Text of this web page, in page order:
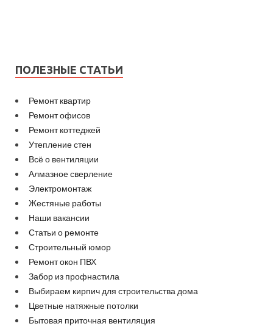
ПОЛЕЗНЫЕ СТАТЬИ
Ремонт квартир
Ремонт офисов
Ремонт коттеджей
Утепление стен
Всё о вентиляции
Алмазное сверление
Электромонтаж
Жестяные работы
Наши вакансии
Статьи о ремонте
Строительный юмор
Ремонт окон ПВХ
Забор из профнастила
Выбираем кирпич для строительства дома
Цветные натяжные потолки
Бытовая приточная вентиляция